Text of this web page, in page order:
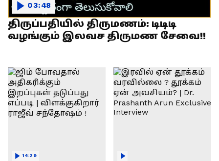
திருப்பதியில் திருமணம்: டிடிடி
வழங்கும் இலவச திருமண சேவை!!
03:48
14:29